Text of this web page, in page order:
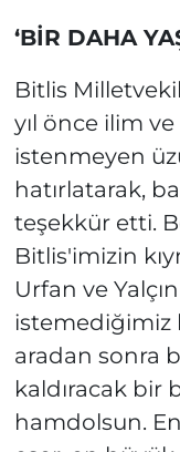
‘BİR DAHA
Bitlis
yıl önce ilim
istenmeyen
hatırlatarak,
teşekkür etti.
Bitlis'imizin
Urfan ve
istemediğimiz
aradan sonra
kaldıracak bir
hamdolsun.